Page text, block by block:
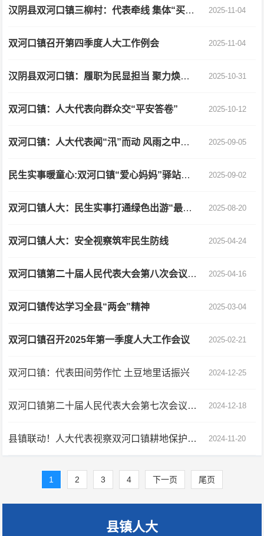
汉阴县双河口镇三柳村：代表牵线 集体“买单” 2025-11-04
双河口镇召开第四季度人大工作例会 2025-11-04
汉阴县双河口镇：履职为民显担当 聚力焕新促蝶变 2025-10-31
双河口镇：人大代表向群众交“平安答卷” 2025-10-12
双河口镇：人大代表闻“汛”而动 风雨之中显担当 2025-09-05
民生实事暖童心:双河口镇“爱心妈妈”驿站构筑乡村儿童温馨港湾 2025-09-02
双河口镇人大：民生实事打通绿色出游“最后一公里” 2025-08-20
双河口镇人大：安全视察筑牢民生防线 2025-04-24
双河口镇第二十届人民代表大会第八次会议胜利召开 2025-04-16
双河口镇传达学习全县“两会”精神 2025-03-04
双河口镇召开2025年第一季度人大工作会议 2025-02-21
双河口镇：代表田间劳作忙 土豆地里话振兴 2024-12-25
双河口镇第二十届人民代表大会第七次会议胜利召开！ 2024-12-18
县镇联动！人大代表视察双河口镇耕地保护工作 2024-11-20
1 2 3 4 下一页 尾页
县镇人大